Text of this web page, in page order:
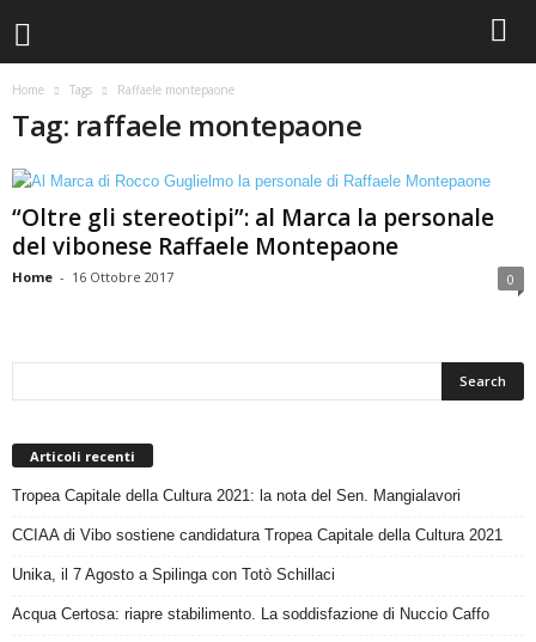
Home Tags Raffaele montepaone
Tag: raffaele montepaone
“Oltre gli stereotipi”: al Marca la personale
del vibonese Raffaele Montepaone
Home - 16 Ottobre 2017 0
Articoli recenti
Tropea Capitale della Cultura 2021: la nota del Sen. Mangialavori
CCIAA di Vibo sostiene candidatura Tropea Capitale della Cultura 2021
Unika, il 7 Agosto a Spilinga con Totò Schillaci
Acqua Certosa: riapre stabilimento. La soddisfazione di Nuccio Caffo